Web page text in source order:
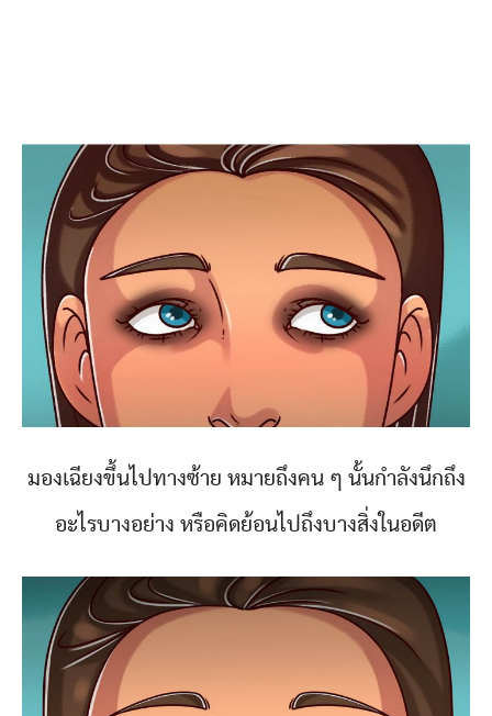
มองเฉียงขึ้นไปทางซ้าย หมายถึงคน ๆ นั้นกำลังนึกถึง
อะไรบางอย่าง หรือคิดย้อนไปถึงบางสิ่งในอดีต